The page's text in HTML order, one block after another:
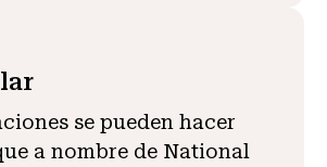
se pueden hacer
a nombre de National